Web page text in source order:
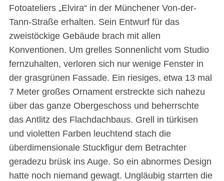
Fotoateliers „Elvira“ in der Münchener Von-der-
Tann-Straße erhalten. Sein Entwurf für das
zweistöckige Gebäude brach mit allen
Konventionen. Um grelles Sonnenlicht vom Studio
fernzuhalten, verloren sich nur wenige Fenster in
der grasgrünen Fassade. Ein riesiges, etwa 13 mal
7 Meter großes Ornament erstreckte sich nahezu
über das ganze Obergeschoss und beherrschte
das Antlitz des Flachdachbaus. Grell in türkisen
und violetten Farben leuchtend stach die
überdimensionale Stuckfigur dem Betrachter
geradezu brüsk ins Auge. So ein abnormes Design
hatte noch niemand gewagt. Ungläubig starrten die